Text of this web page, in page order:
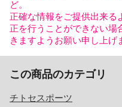
ど。
正確な情報をご提供出来る
正を行うことができない場
きますようお願い申し上げ
この商品のカテゴリ
チトセスポーツ